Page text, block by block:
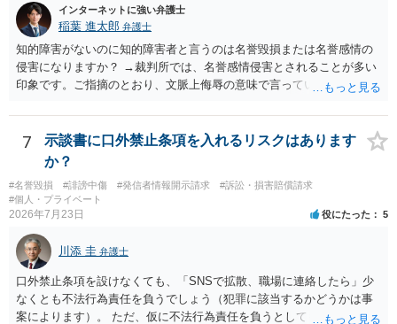
を確認したうえで、「提供素材及びこれを含む画面の複製・SNS掲載
を許諾しない」と書面で明確に通知することをお勧めします。すでに
掲載された場合は、URL、掲載日時、画面を保存してから削除を求め
てください。
インターネットに強い弁護士
稲葉 進太郎 弁護士
知的障害がないのに知的障害者と言うのは名誉毀損または名誉感情の
侵害になりますか？ →裁判所では、名誉感情侵害とされることが多い
印象です。ご指摘のとおり、文脈上侮辱の意味で言っている点も加味
7
示談書に口外禁止条項を入れるリスクはあります
か？
#名誉毀損 #誹謗中傷 #発信者情報開示請求
#訴訟・損害賠償請求
#個人・プライベート
2026年7月23日 役にたった 5
川添 圭 弁護士
口外禁止条項を設けなくても、「SNSで拡散、職場に連絡したら」少
なくとも不法行為責任を負うでしょう（犯罪に該当するかどうかは事
案によります）。 ただ、仮に不法行為責任を負うとしても、違約金を